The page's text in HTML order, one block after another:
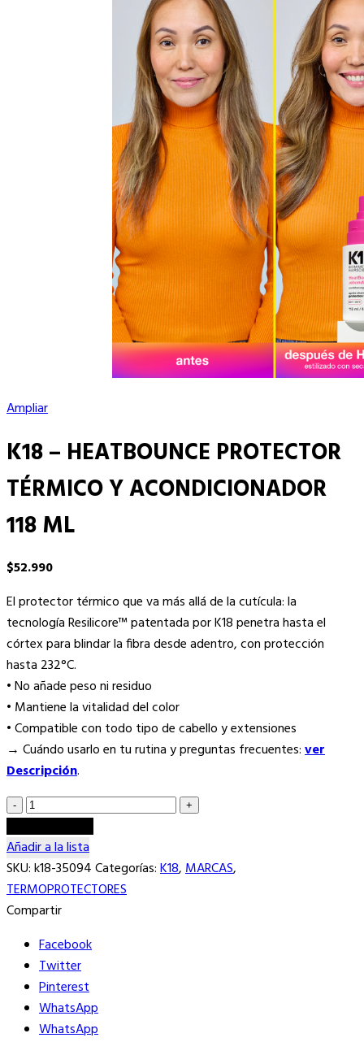
Ampliar
K18 – HEATBOUNCE PROTECTOR
TÉRMICO Y ACONDICIONADOR
118 ML
$52.990
El protector térmico que va más allá de la cutícula: la
tecnología Resilicore™ patentada por K18 penetra hasta el
córtex para blindar la fibra desde adentro, con protección
hasta 232°C.
• No añade peso ni residuo
• Mantiene la vitalidad del color
• Compatible con todo tipo de cabello y extensiones
→ Cuándo usarlo en tu rutina y preguntas frecuentes:ver
Descripción.
K18
HEATBOUNCE
PROTECTOR
TÉRMICO
Y
118
ML
cantidad
Añadir a la lista
SKU:k18-35094Categorías:K18,MARCAS,
TERMOPROTECTORES
Compartir
Facebook
Twitter
Pinterest
WhatsApp
WhatsApp